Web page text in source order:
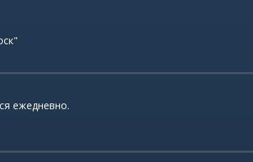
ежедневно.